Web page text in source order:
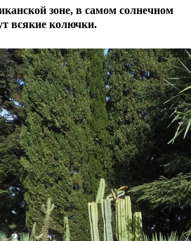
зоне, в самом солнечном
всякие колючки.